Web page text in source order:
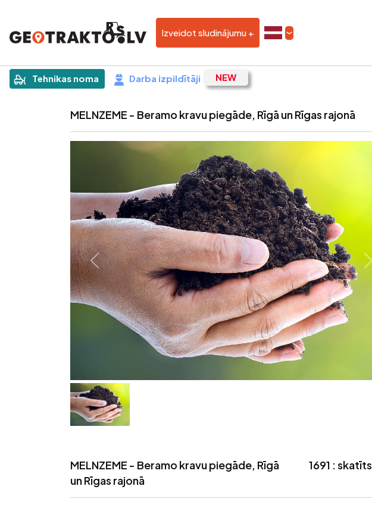
Izveidot sludinājumu +
Tehnikas noma Darba izpildītāji
|Sludinājums
MELNZEME - Beramo kravu piegāde, Rīgā un Rīgas rajonā
MELNZEME - Beramo kravu piegāde, Rīgā
un Rīgas rajonā
1691 : skatīts